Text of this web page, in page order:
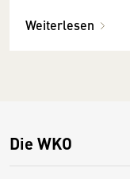
Weiterlesen
Die WKO